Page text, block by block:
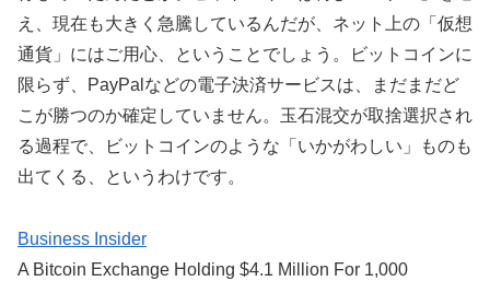
え、現在も大きく急騰しているんだが、ネット上の「仮想
通貨」にはご用心、ということでしょう。ビットコインに
限らず、PayPalなどの電子決済サービスは、まだまだど
こが勝つのか確定していません。玉石混交が取捨選択され
る過程で、ビットコインのような「いかがわしい」ものも
出てくる、というわけです。
Business Insider
A Bitcoin Exchange Holding $4.1 Million For 1,000